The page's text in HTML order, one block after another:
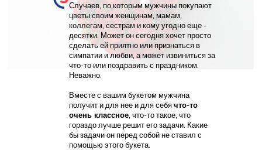
Случаев, по которым мужчины покупают
цветы своим женщинам, мамам,
коллегам, сестрам и кому угодно еще -
десятки. Может он сегодня хочет просто
сделать ей приятно или признаться в
симпатии и любви, а может извиниться за
что-то или поздравить с праздником.
Неважно.
Вместе с вашим букетом мужчина
получит и для нее и для себячто-то
очень классное, что-то такое, что
гораздо лучше решит его задачи. Какие
бы задачи он перед собой не ставил с
помощью этого букета.